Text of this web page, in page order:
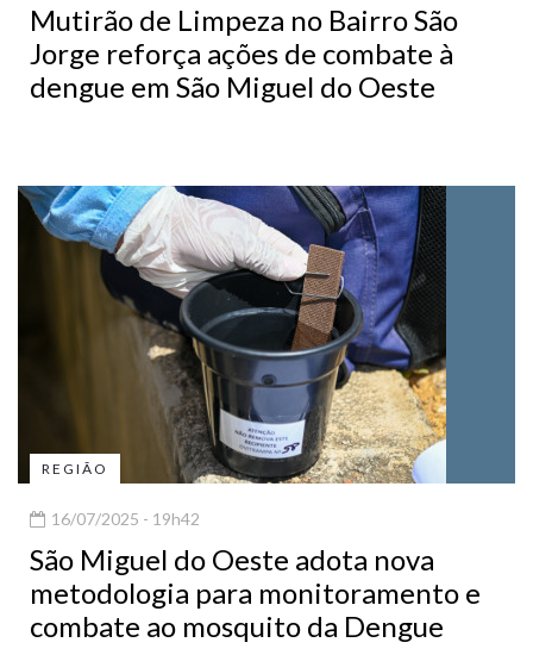
Mutirão de Limpeza no Bairro São
Jorge reforça ações de combate à
dengue em São Miguel do Oeste
REGIÃO
16/07/2025 - 19h42
São Miguel do Oeste adota nova
metodologia para monitoramento e
combate ao mosquito da Dengue